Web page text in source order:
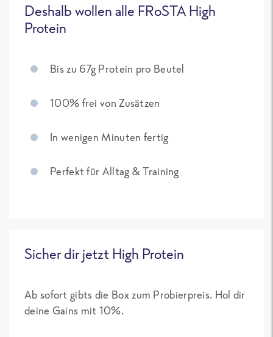
Deshalb wollen alle FRoSTA High
Protein
Bis zu 67g Protein pro Beutel
100% frei von Zusätzen
In wenigen Minuten fertig
Perfekt für Alltag & Training
Sicher dir jetzt High Protein
Ab sofort gibts die Box zum Probierpreis. Hol dir
deine Gains mit 10%.